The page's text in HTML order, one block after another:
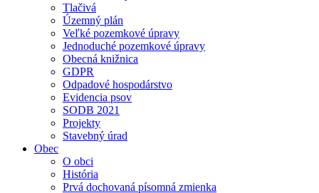
Tlačivá
Územný plán
Veľké pozemkové úpravy
Jednoduché pozemkové úpravy
Obecná knižnica
GDPR
Odpadové hospodárstvo
Evidencia psov
SODB 2021
Projekty
Stavebný úrad
Obec
O obci
História
Prvá dochovaná písomná zmienka